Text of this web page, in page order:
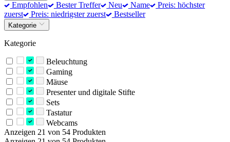
Empfohlen Bester Treffer Neu Name
Preis: höchster
zuerst
Preis: niedrigster zuerst Bestseller
Kategorie
Kategorie
Beleuchtung
Gaming
Mäuse
Presenter und digitale Stifte
Sets
Tastatur
Webcams
Anzeigen 21 von 54 Produkten